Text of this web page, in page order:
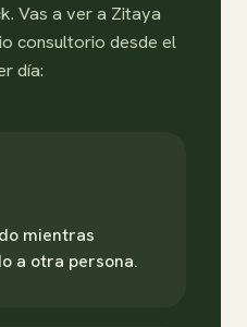
Vas a ver a Zitaya
consultorio desde el
día:
mientras
a otra persona.